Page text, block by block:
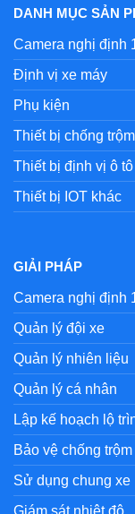
DANH MỤC SẢN
Camera nghị định
Định vị xe máy
Phụ kiện
Thiết bị chống trộm
Thiết bị định vị ô tô
Thiết bị IOT khác
GIẢI PHÁP
Camera nghị định
Quản lý đội xe
Quản lý nhiên liệu
Quản lý cá nhân
Lập kế hoạch lộ
Bảo vệ chống trộm
Sử dụng chung xe
Giám sát nhiệt độ